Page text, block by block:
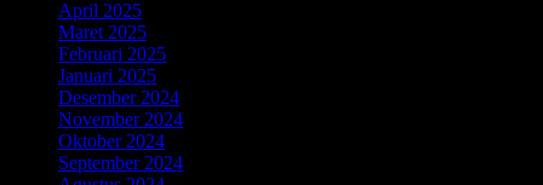
April 2025
Maret 2025
Februari 2025
Januari 2025
Desember 2024
November 2024
Oktober 2024
September 2024